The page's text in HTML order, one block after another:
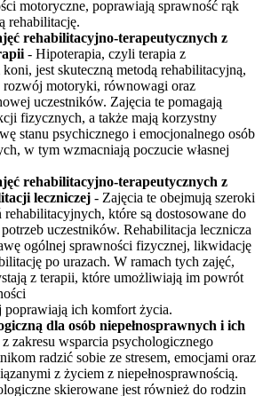
motoryczne, poprawiają sprawność rąk
rehabilitację.
rehabilitacyjno-terapeutycznych z
- Hipoterapia, czyli terapia z
jest skuteczną metodą rehabilitacyjną,
rozwój motoryki, równowagi oraz
uczestników. Zajęcia te pomagają
fizycznych, a także mają korzystny
stanu psychicznego i emocjonalnego osób
w tym wzmacniają poczucie własnej
rehabilitacyjno-terapeutycznych z
leczniczej - Zajęcia te obejmują szeroki
rehabilitacyjnych, które są dostosowane do
uczestników. Rehabilitacja lecznicza
ogólnej sprawności fizycznej, likwidację
po urazach. W ramach tych zajęć,
z terapii, które umożliwiają im powrót
poprawiają ich komfort życia.
dla osób niepełnosprawnych i ich
zakresu wsparcia psychologicznego
radzić sobie ze stresem, emocjami oraz
z życiem z niepełnosprawnością.
skierowane jest również do rodzin